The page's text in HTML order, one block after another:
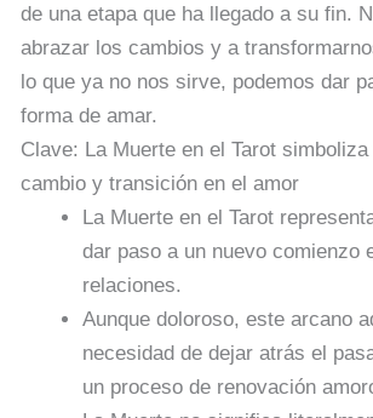
de una etapa que ha llegado a su fin.
abrazar los cambios y a
lo que ya no nos sirve, podemos dar
forma de amar.
Clave: La Muerte en el Tarot
cambio y transición en el amor
La Muerte en el Tarot
dar paso a un nuevo comienzo
relaciones.
Aunque doloroso, este arcano
necesidad de dejar atrás el
un proceso de renovación